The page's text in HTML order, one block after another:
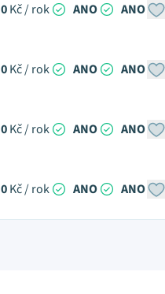
0Kč / rok ANO ANO
0Kč / rok ANO ANO
0Kč / rok ANO ANO
0Kč / rok ANO ANO